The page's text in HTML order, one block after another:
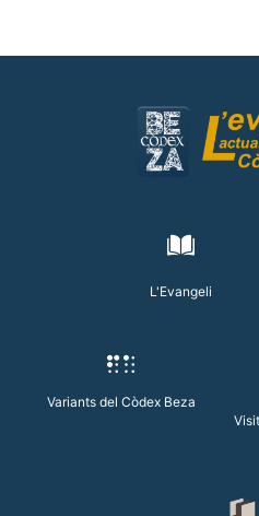
L'Evangeli
Variants del Còdex Beza